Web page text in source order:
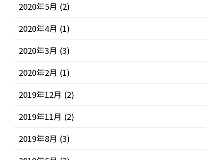
2020年5月 (2)
2020年4月 (1)
2020年3月 (3)
2020年2月 (1)
2019年12月 (2)
2019年11月 (2)
2019年8月 (3)